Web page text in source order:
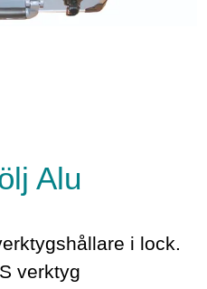
Alu
i lock.
verktyg